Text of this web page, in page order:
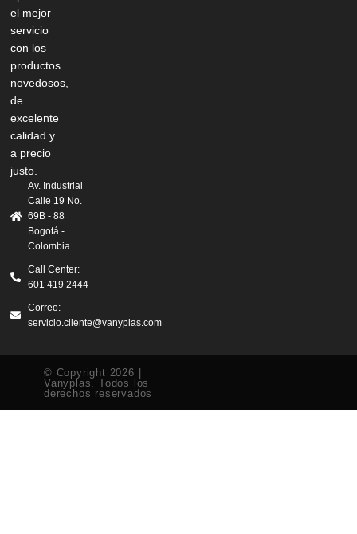
el mejor
servicio
con los
productos
novedosos,
de
excelente
calidad y
a precio
justo.
Av. Industrial
Calle 19 No.
69B - 88
Bogotá -
Colombia
Call Center:
601 419 2444
Correo:
servicio.cliente@vanyplas.com
© Copyright 2026 |
Vanyplas. Todos los
derechos reservados